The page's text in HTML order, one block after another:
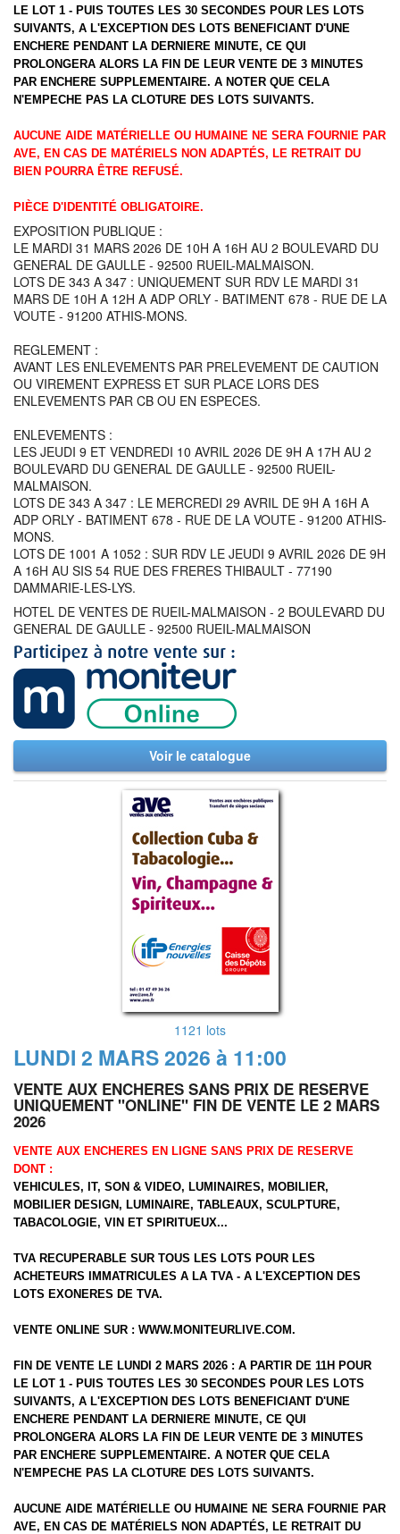
LE LOT 1 - PUIS TOUTES LES 30 SECONDES POUR LES LOTS
SUIVANTS, A L'EXCEPTION DES LOTS BENEFICIANT D'UNE
ENCHERE PENDANT LA DERNIERE MINUTE, CE QUI
PROLONGERA ALORS LA FIN DE LEUR VENTE DE 3 MINUTES
PAR ENCHERE SUPPLEMENTAIRE. A NOTER QUE CELA
N'EMPECHE PAS LA CLOTURE DES LOTS SUIVANTS.
AUCUNE AIDE MATÉRIELLE OU HUMAINE NE SERA FOURNIE PAR
AVE, EN CAS DE MATÉRIELS NON ADAPTÉS, LE RETRAIT DU
BIEN POURRA ÊTRE REFUSÉ.
PIÈCE D'IDENTITÉ OBLIGATOIRE.
EXPOSITION PUBLIQUE :
LE MARDI 31 MARS 2026 DE 10H A 16H AU 2 BOULEVARD DU
GENERAL DE GAULLE - 92500 RUEIL-MALMAISON.
LOTS DE 343 A 347 : UNIQUEMENT SUR RDV LE MARDI 31
MARS DE 10H A 12H A ADP ORLY - BATIMENT 678 - RUE DE LA
VOUTE - 91200 ATHIS-MONS.
REGLEMENT :
AVANT LES ENLEVEMENTS PAR PRELEVEMENT DE CAUTION
OU VIREMENT EXPRESS ET SUR PLACE LORS DES
ENLEVEMENTS PAR CB OU EN ESPECES.
ENLEVEMENTS :
LES JEUDI 9 ET VENDREDI 10 AVRIL 2026 DE 9H A 17H AU 2
BOULEVARD DU GENERAL DE GAULLE - 92500 RUEIL-
MALMAISON.
LOTS DE 343 A 347 : LE MERCREDI 29 AVRIL DE 9H A 16H A
ADP ORLY - BATIMENT 678 - RUE DE LA VOUTE - 91200 ATHIS-
MONS.
LOTS DE 1001 A 1052 : SUR RDV LE JEUDI 9 AVRIL 2026 DE 9H
A 16H AU SIS 54 RUE DES FRERES THIBAULT - 77190
DAMMARIE-LES-LYS.
HOTEL DE VENTES DE RUEIL-MALMAISON - 2 BOULEVARD DU
GENERAL DE GAULLE - 92500 RUEIL-MALMAISON
Voir le catalogue
1121 lots
LUNDI 2 MARS 2026 à 11:00
VENTE AUX ENCHERES SANS PRIX DE RESERVE
UNIQUEMENT "ONLINE" FIN DE VENTE LE 2 MARS
2026
VENTE AUX ENCHERES EN LIGNE SANS PRIX DE RESERVE
DONT :
VEHICULES, IT, SON & VIDEO, LUMINAIRES, MOBILIER,
MOBILIER DESIGN, LUMINAIRE, TABLEAUX, SCULPTURE,
TABACOLOGIE, VIN ET SPIRITUEUX...
TVA RECUPERABLE SUR TOUS LES LOTS POUR LES
ACHETEURS IMMATRICULES A LA TVA - A L'EXCEPTION DES
LOTS EXONERES DE TVA.
VENTE ONLINE SUR : WWW.MONITEURLIVE.COM.
FIN DE VENTE LE LUNDI 2 MARS 2026 : A PARTIR DE 11H POUR
LE LOT 1 - PUIS TOUTES LES 30 SECONDES POUR LES LOTS
SUIVANTS, A L'EXCEPTION DES LOTS BENEFICIANT D'UNE
ENCHERE PENDANT LA DERNIERE MINUTE, CE QUI
PROLONGERA ALORS LA FIN DE LEUR VENTE DE 3 MINUTES
PAR ENCHERE SUPPLEMENTAIRE. A NOTER QUE CELA
N'EMPECHE PAS LA CLOTURE DES LOTS SUIVANTS.
AUCUNE AIDE MATÉRIELLE OU HUMAINE NE SERA FOURNIE PAR
AVE, EN CAS DE MATÉRIELS NON ADAPTÉS, LE RETRAIT DU